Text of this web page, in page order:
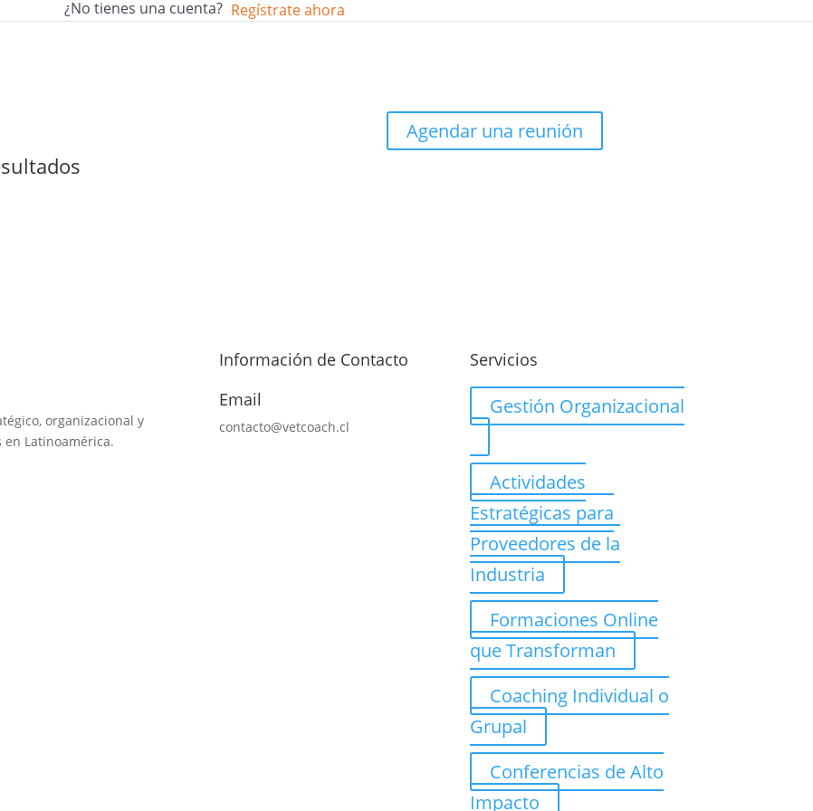
¿No tienes una cuenta? Regístrate ahora
Agendar una reunión
organizacional y
Latinoamérica.
Información de Contacto
Email
contacto@vetcoach.cl
Servicios
Gestión Organizacional
Actividades
Estratégicas para
Proveedores de la
Industria
Formaciones Online
que Transforman
Coaching Individual o
Grupal
Conferencias de Alto
Impacto